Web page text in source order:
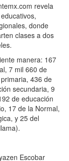
revela
donde
clases a dos
manera: 167
7 mil 660 de
436 de
secundaria, 9
de educación
17 de la Normal,
y 25 del
Escobar